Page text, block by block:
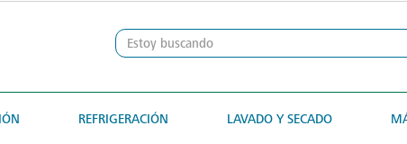
REFRIGERACIÓN LAVADO Y SECADO